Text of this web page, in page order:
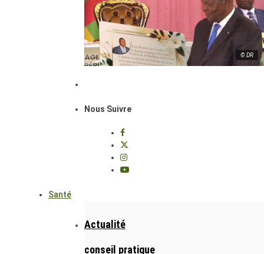
© DR
Nous Suivre
Santé
Actualité
conseil pratique